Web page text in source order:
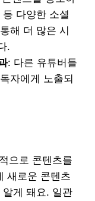
다양한 소셜
해 더 많은 시
.
: 다른 유튜버들
자에게 노출되
으로 콘텐츠를
새로운 콘텐츠
게 돼요. 일관